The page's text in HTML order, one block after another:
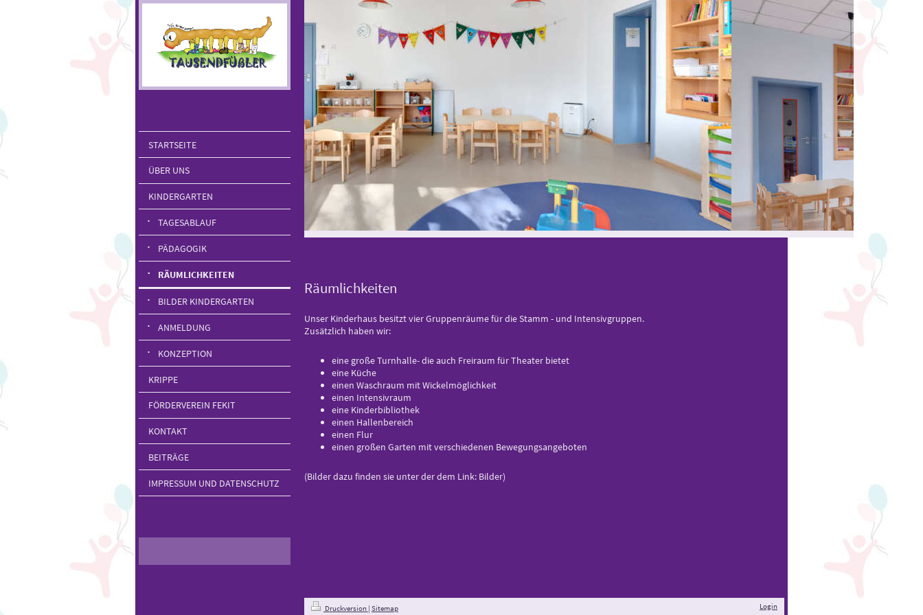
STARTSEITE
ÜBER UNS
KINDERGARTEN
TAGESABLAUF
PÄDAGOGIK
RÄUMLICHKEITEN
BILDER KINDERGARTEN
ANMELDUNG
KONZEPTION
KRIPPE
FÖRDERVEREIN FEKIT
KONTAKT
BEITRÄGE
IMPRESSUM UND DATENSCHUTZ
Räumlichkeiten
Unser Kinderhaus besitzt vier Gruppenräume für die Stamm - und Intensivgruppen.
Zusätzlich haben wir:
eine große Turnhalle- die auch Freiraum für Theater bietet
eine Küche
einen Waschraum mit Wickelmöglichkeit
einen Intensivraum
eine Kinderbibliothek
einen Hallenbereich
einen Flur
einen großen Garten mit verschiedenen Bewegungsangeboten
(Bilder dazu finden sie unter der dem Link: Bilder)
Druckversion | Sitemap
Login